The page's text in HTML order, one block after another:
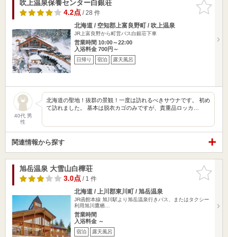
お気に入
りに追加
吹上温泉保養センター白銀荘
4.2点/ 28 件
北海道 / 空知郡上富良野町 / 吹上温泉
JR上富良野から町営バス白銀荘下車
営業時間 10:00～22:00
入浴料金 700円～
日帰り 宿泊 露天風呂
40代 男
性
北海道の聖地！抜群の景観！一度は訪れるべきサウナです。 初め
て訪れました。 基本は脱衣カゴのみですが、貴重品ロッカ…
関連情報から探す
お気に入
りに追加
旭岳温泉 大雪山白樺荘
3.0点/ 1 件
北海道 / 上川郡東川町 / 旭岳温泉
JR函館本線 旭川駅より旭岳温泉行きバス、またはタクシー
利用旭川鷹栖…
営業時間
入浴料金 ～
宿泊 露天風呂